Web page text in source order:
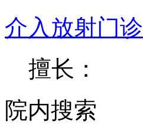
介入放射门诊
擅长：
院内搜索